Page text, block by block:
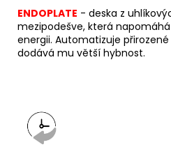
ENDOPLATE - deska z
mezipodešve, která
energii. Automatizuje
dodává mu větší hybnost.